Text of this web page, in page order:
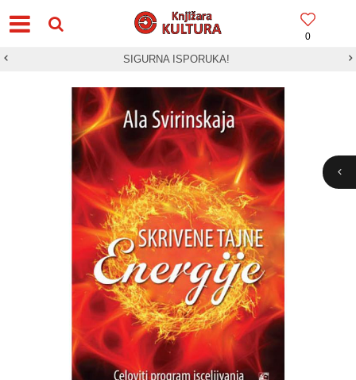
0
SIGURNA ISPORUKA!